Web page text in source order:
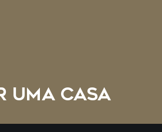
UMA CASA